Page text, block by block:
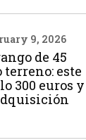
9, 2026
de 45
este
300 euros y